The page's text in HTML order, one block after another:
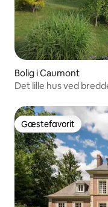
Bolig i Caumont
Det lille hus ved
Gæstefavorit
Gæstefavorit